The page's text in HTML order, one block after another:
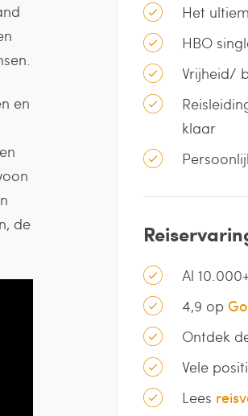
en
de
Het
HBO
Vrijheid/
klaar
Al
4,9 op
Ontdek
Vele
Lees